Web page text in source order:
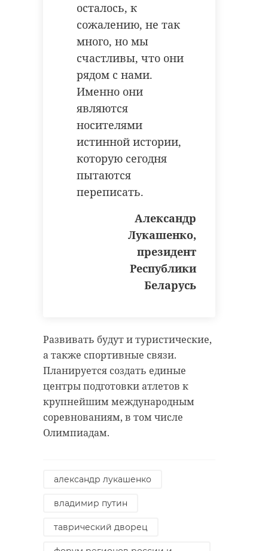
осталось, к
сожалению, не так
много, но мы
счастливы, что они
рядом с нами.
Именно они
являются
носителями
истинной истории,
которую сегодня
пытаются
переписать.
Александр
Лукашенко,
президент
Республики
Беларусь
Развивать будут и туристические,
а также спортивные связи.
Планируется создать единые
центры подготовки атлетов к
крупнейшим международным
соревнованиям, в том числе
Олимпиадам.
александр лукашенко
владимир путин
таврический дворец